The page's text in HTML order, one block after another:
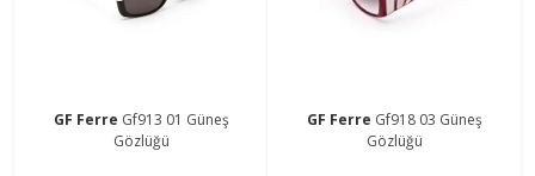
GF Ferre Gf913 01 Güneş
Gözlüğü
GF Ferre Gf918 03 Güneş
Gözlüğü